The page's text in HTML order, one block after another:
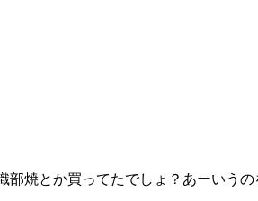
焼とか買ってたでしょ？あーいう